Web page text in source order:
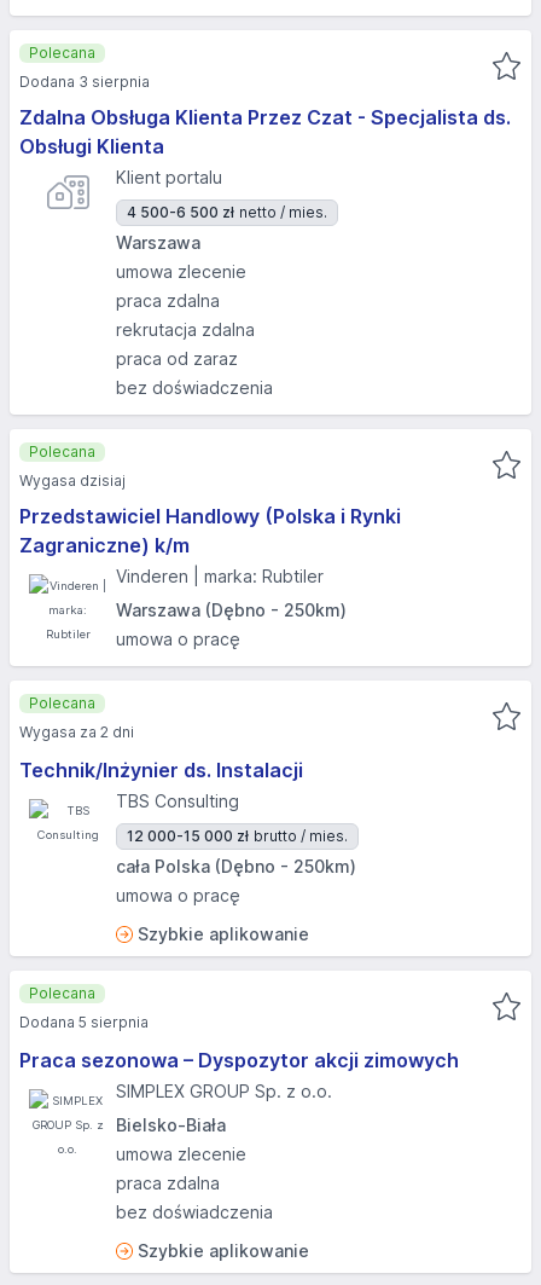
Zdalna Obsługa Klienta Przez Czat - Specjalista ds.
Obsługi Klienta
Klient portalu
4 500-6 500 zł netto / mies.
Warszawa
umowa zlecenie
praca zdalna
rekrutacja zdalna
praca od zaraz
bez doświadczenia
Polecana
Dodana 3 sierpnia
Przedstawiciel Handlowy (Polska i Rynki
Zagraniczne) k/m
Vinderen | marka: Rubtiler
Warszawa (Dębno - 250km)
umowa o pracę
Polecana
Wygasa dzisiaj
Technik/Inżynier ds. Instalacji
TBS Consulting
12 000-15 000 zł brutto / mies.
cała Polska (Dębno - 250km)
umowa o pracę
Szybkie aplikowanie
Polecana
Wygasa za 2 dni
Praca sezonowa – Dyspozytor akcji zimowych
SIMPLEX GROUP Sp. z o.o.
Bielsko-Biała
umowa zlecenie
praca zdalna
bez doświadczenia
Szybkie aplikowanie
Polecana
Dodana 5 sierpnia